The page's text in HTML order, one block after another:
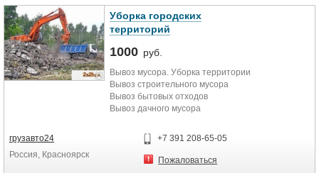
Уборка городских
территорий
1000 руб.
Вывоз мусора. Уборка территории
Вывоз строительного мусора
Вывоз бытовых отходов
Вывоз дачного мусора
Вывоз старой мебели и бытовой
грузавто24
Россия, Красноярск
+7 391 208-65-05
Пожаловаться